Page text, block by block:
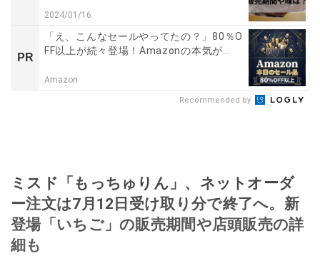
2024/01/16
PR
「え、こんなセールやってたの？」80％O
FF以上が続々登場！Amazonの本気が...
Amazon
Recommended by
ミスド「もっちゅりん」、ネットオーダ
ー注文は7月12日受け取り分で終了へ。新
登場「いちご」の販売期間や店頭販売の詳
細も